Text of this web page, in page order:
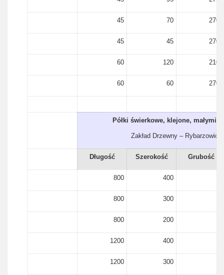
45 70 2700
45 45 2700
60 120 2100
60 60 2700
Półki świerkowe, klejone, małymi
Zakład Drzewny – Rybarzowice
Długość Szerokość Grubość
800 400
800 300
800 200
1200 400
1200 300